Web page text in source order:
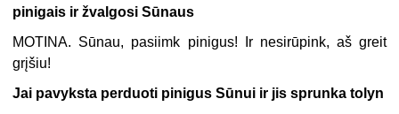
pinigais ir žvalgosi Sūnaus
MOTINA. Sūnau, pasiimk pinigus! Ir nesirūpink, aš greit
grįšiu!
Jai pavyksta perduoti pinigus Sūnui ir jis sprunka tolyn